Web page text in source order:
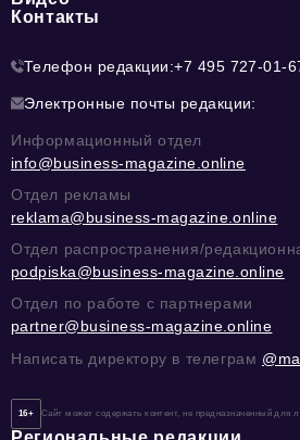
Контакты
Телефон редакции:+7 495 727-01-
Электронные почты редакции:
Информационный отдел
info@business-magazine.online
Отдел рекламы
reklama@business-magazine.online
Отдел распространения/
podpiska@business-magazine.online
Отдел по работе с партнерами
partner@business-magazine.online
Написать директору в телеграм
16+ Сайт может содержать контент, не предназначенный для